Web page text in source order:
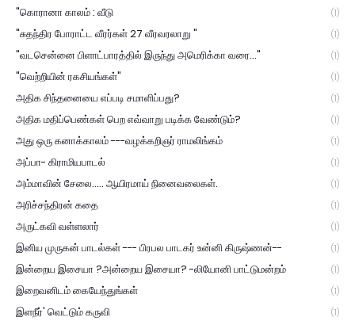
"கொரானா காலம் : வீடு (1)
"சுதந்திர போராட்ட வீரர்கள் 27 வீரவரலாறு " (1)
"வடசென்னை பிளாட்பாரத்தில் இருந்து அமெரிக்கா வரை..." (1)
"வெற்றியின் ரகசியங்கள்" (1)
அதிக சிந்தனையை எப்படி சமாளிப்பது? (1)
அதிக மதிப்பெண்கள் பெற எவ்வாறு படிக்க வேண்டும்? (1)
அது ஒரு கனாக்காலம் ---வழக்கறிஞர் ராமலிங்கம் (1)
அப்பா- கிராமியபாடல் (1)
அம்மாவின் சேலை..... ஆயிரமாய் நினைவலைகள். (1)
அரிச்சந்திரன் கதை (1)
அருட்கவி வள்ளலார் (1)
இனிய முருகன் பாடல்கள் --- பிரபல பாடகர் உன்னி கிருஷ்ணன்-- (1)
இன்றைய இசையா ?அன்றைய இசையா? -லியோனி பாட்டுமன்றம் (1)
இறைவனிடம் கையேந்துங்கள் (1)
இளநீர்' வெட்டும் கருவி (1)